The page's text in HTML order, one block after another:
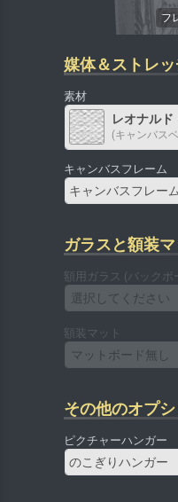
媒体＆ストレ
素材
レオナルド
(キャンバス
キャンバスフレーム
キャンバスフレー
ガラスと額装マ
額用ガラス (バックボ
選択してください
額装マット
マットボード無し
その他のオプ
ピクチャーハンガー
のこぎりハンガー